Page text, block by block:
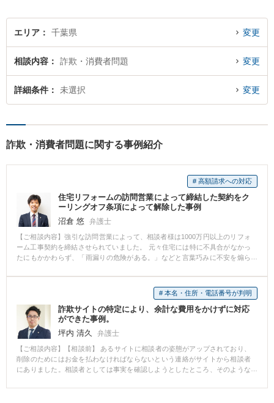
エリア 千葉県 変更
相談内容 詐欺・消費者問題 変更
詳細条件 未選択 変更
詐欺・消費者問題に関する事例紹介
# 高額請求への対応
住宅リフォームの訪問営業によって締結した契約をク
ーリングオフ条項によって解除した事例
沼倉 悠 弁護士
【ご相談内容】強引な訪問営業によって、相談者様は1000万円以上のリフォ
ーム工事契約を締結させられていました。 元々住宅には特に不具合がなかっ
たにもかかわらず、「雨漏りの危険がある。」などと言葉巧みに不安を煽ら
いて事態が発覚しました。 契約締結から8日間を既に経過していましたが、特
定商取引法に定める交付書面の要件を満たしていなかったため、クーリング
オフを主張しました。 業者側もクーリングオフを認め、未払代金の請求を取
り下げた上、既払代金の返還にも応じました。
# 本名・住所・電話番号が判明
詐欺サイトの特定により、余計な費用をかけずに対応
ができた事例。
坪内 清久
弁護士
【ご相談内容】【相談前】 あるサイトに相談者の姿態がアップされており、
削除のためにはお金を払わなければならないという連絡がサイトから相談者
にありました。相談者としては事実を確認しようとしたところ、そのような
わなければならないのかと悩んでおりました。 【相談後】 ホワイトハッカー